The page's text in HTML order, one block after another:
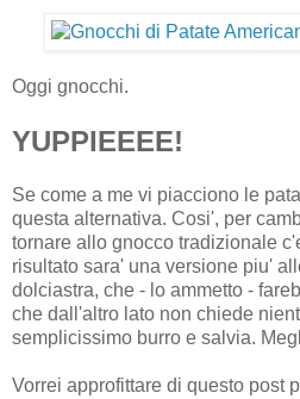
Oggi gnocchi.
YUPPIEEEE!
Se come a me vi piacciono le
questa alternativa. Cosi', per
tornare allo gnocco tradizionale
risultato sara' una versione piu'
dolciastra, che - lo ammetto -
che dall'altro lato non chiede
semplicissimo burro e salvia.
Vorrei approfittare di questo post